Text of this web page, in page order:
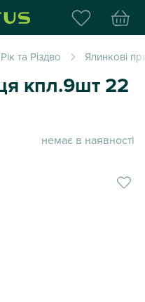
Інтернет-магазин
та Різдво Ялинкові
кпл.9шт 22
немає в наявності